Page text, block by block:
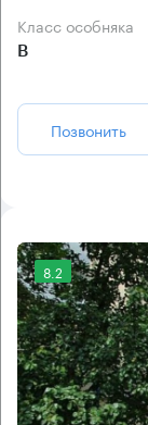
Класс особняка
B
Позвонить
8.2